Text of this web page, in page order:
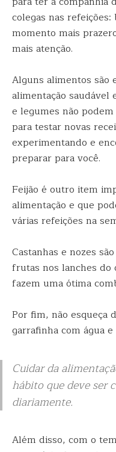
colegas nas
momento mais
mais atenção.
Alguns alimentos são
alimentação saudável
e legumes não
para testar novas
experimentando e
preparar para você.
Feijão é outro item
alimentação e que
várias refeições na
Castanhas e nozes
frutas nos lanches do
fazem uma ótima
Por fim, não esqueça
garrafinha com água
Cuidar da
hábito que deve ser
diariamente.
Além disso, com o